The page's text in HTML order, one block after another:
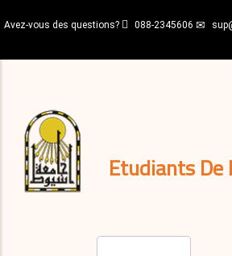
au
principal
Avez-vous des questions? 088-2345606
Etudiants De
décisions
Expatriés
Journal